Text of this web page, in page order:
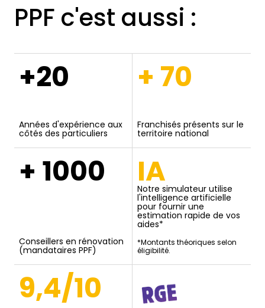
PPF c'est aussi :
+20
Années d'expérience aux
côtés des particuliers
+ 70
Franchisés présents sur le
territoire national
+ 1000
Conseillers en rénovation
(mandataires PPF)
IA
Notre simulateur utilise
l'intelligence artificielle
pour fournir une
estimation rapide de vos
aides*
*Montants théoriques selon
éligibilité.
9,4/10